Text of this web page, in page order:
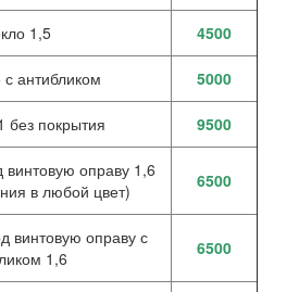
1,5 4500
антибликом 5000
без покрытия 9500
винтовую оправу 1,6
в любой цвет)
6500
винтовую оправу с
1,6
6500